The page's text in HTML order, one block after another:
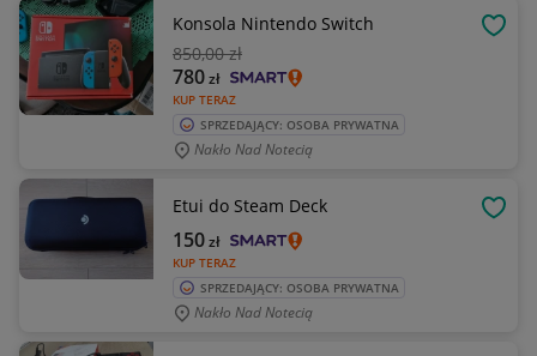
Konsola Nintendo Switch
850,00 zł
KUP TERAZ
780zł
SPRZEDAJĄCY: OSOBA PRYWATNA
Nakło Nad Notecią
Etui do Steam Deck
KUP TERAZ
150zł
SPRZEDAJĄCY: OSOBA PRYWATNA
Nakło Nad Notecią